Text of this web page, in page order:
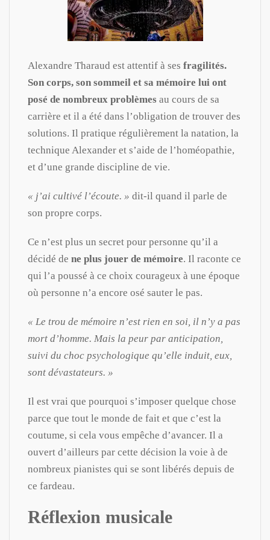
Alexandre Tharaud est attentif à ses fragilités.
Son corps, son sommeil et sa mémoire lui ont
posé de nombreux problèmes au cours de sa
carrière et il a été dans l’obligation de trouver des
solutions. Il pratique régulièrement la natation, la
technique Alexander et s’aide de l’homéopathie,
et d’une grande discipline de vie.
« j’ai cultivé l’écoute. » dit-il quand il parle de
son propre corps.
Ce n’est plus un secret pour personne qu’il a
décidé de ne plus jouer de mémoire. Il raconte ce
qui l’a poussé à ce choix courageux à une époque
où personne n’a encore osé sauter le pas.
« Le trou de mémoire n’est rien en soi, il n’y a pas
mort d’homme. Mais la peur par anticipation,
suivi du choc psychologique qu’elle induit, eux,
sont dévastateurs. »
Il est vrai que pourquoi s’imposer quelque chose
parce que tout le monde de fait et que c’est la
coutume, si cela vous empêche d’avancer. Il a
ouvert d’ailleurs par cette décision la voie à de
nombreux pianistes qui se sont libérés depuis de
ce fardeau.
Réflexion musicale